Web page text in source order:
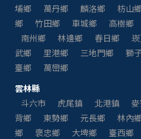
埔鄉
萬丹鄉 麟洛鄉 枋山鄉
鄉
竹田鄉 車城鄉 高樹鄉
南州鄉
林邊鄉 春日鄉
武鄉
里港鄉 三地門鄉 獅
臺鄉
萬巒鄉
雲林縣
斗六市
虎尾鎮 北港鎮
背鄉
東勢鄉 元長鄉 林內鄉
鄉
褒忠鄉 大埤鄉 臺西鄉